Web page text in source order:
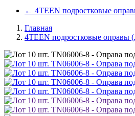
← 4TEEN подростковые
Главная
4TEEN подростковые оправы